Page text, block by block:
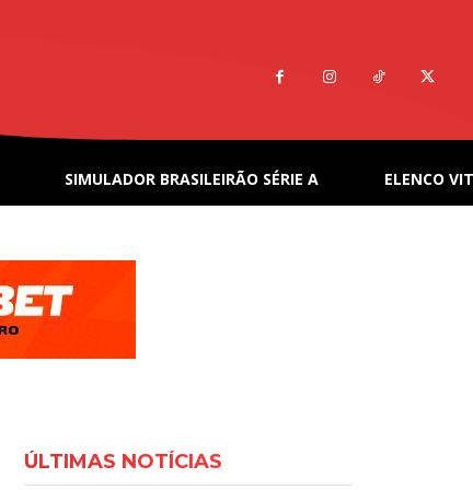
SIMULADOR BRASILEIRÃO SÉRIE A ELENCO
ÚLTIMAS NOTÍCIAS